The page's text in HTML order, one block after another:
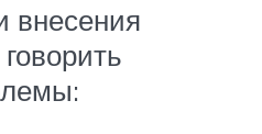
внесения